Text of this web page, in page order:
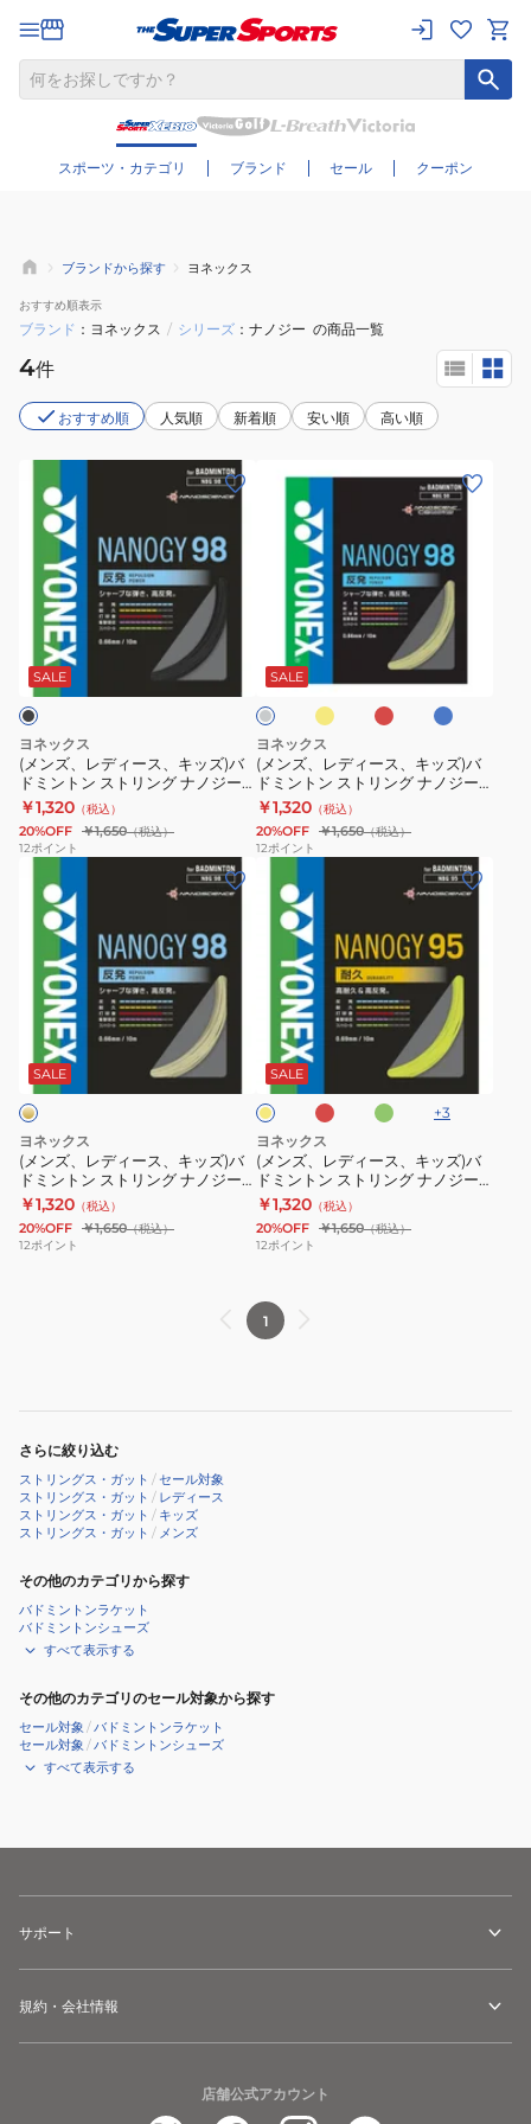
スポーツ・カテゴリ ブランド セール クーポン
さらに絞り込む
ブランドから探す ヨネックス
おすすめ順表示
ブランド ヨネックス / シリーズ ナノジー の商品一覧
4件
おすすめ順 人気順 新着順 安い順 高い順
ズ、
ス、
キ
ッ
ズ)
バ
ド
ミ
グ
ナ
ノ
ジ
ー
98(NANOGY
98)
SALE
ヨネックス
(メンズ、レディース、キッズ)バ
ドミントン ストリング ナノジー
98(NANOGY 98) NBG98-101
￥1,320 （税込）
20%OFF ￥1,650（税込）
12ポイント
ス、
キ
ッ
ズ)
バ
ド
ミ
グ
ナ
ノ
ジ
ー
98(NANOGY
98)
SALE
ラ
イ
グ
ー
イ
エ
ロ
ー
レ
ド
ブ
ル
ー
ヨネックス
(メンズ、レディース、キッズ)バ
ドミントン ストリング ナノジー
98(NANOGY 98) NBG98
￥1,320 （税込）
20%OFF ￥1,650（税込）
12ポイント
ズ、
ス、
キ
ッ
ズ)
バ
ド
ミ
リ
ン
ナ
ノ
ー
98
NBG98-
SALE
ヨネックス
(メンズ、レディース、キッズ)バ
ドミントン ストリング ナノジー
98 NBG98-528
￥1,320 （税込）
20%OFF ￥1,650（税込）
12ポイント
ズ、
ス、
キ
ッ
ズ)
バ
ド
ミ
ト
ン
リ
SALE
フ
ラ
ッ
シ
イ
エ
ロ
ー
レ
ッ
ド
エ
メ
グ
リ
+3
ヨネックス
(メンズ、レディース、キッズ)バ
ドミントン ストリング ナノジー
95(NANOGY 95) NBG95
￥1,320 （税込）
20%OFF ￥1,650（税込）
12ポイント
1
さらに絞り込む
ストリングス・ガット /セール対象
ストリングス・ガット / レディース
ストリングス・ガット / キッズ
ストリングス・ガット / メンズ
その他のカテゴリから探す
バドミントンラケット
バドミントンシューズ
すべて表示する
その他のカテゴリのセール対象から探す
セール対象 /バドミントンラケット
セール対象 /バドミントンシューズ
すべて表示する
サポート
規約・会社情報
店舗公式アカウント